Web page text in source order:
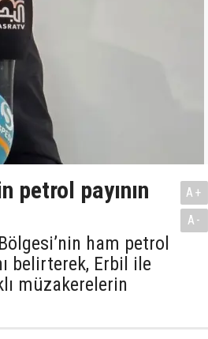
petrol payının
ham petrol
belirterek, Erbil ile
müzakerelerin
A+
A-